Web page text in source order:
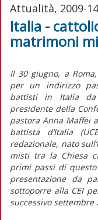
Attualità, 2009-14
Italia -
matrimoni
Il 30 giugno, a
per un indirizzo
battisti in Italia da
presidente della
pastora Anna Maffei
battista d’Italia
redazionale, nato
misti tra la Chiesa
primi passi di
presentazione da
sottoporre alla CEI
successivo settembre